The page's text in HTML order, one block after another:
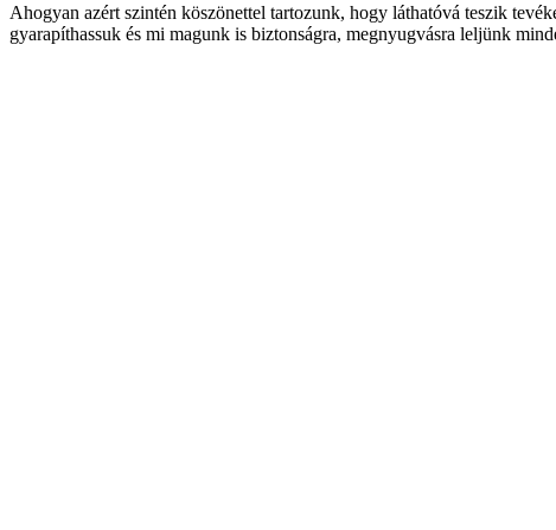
Ahogyan azért szintén köszönettel tartozunk, hogy láthatóvá teszik
gyarapíthassuk és mi magunk is biztonságra, megnyugvásra leljünk